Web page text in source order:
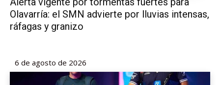
Olavarría: el SMN advierte por lluvias intensas,
ráfagas y granizo
6 de agosto de 2026